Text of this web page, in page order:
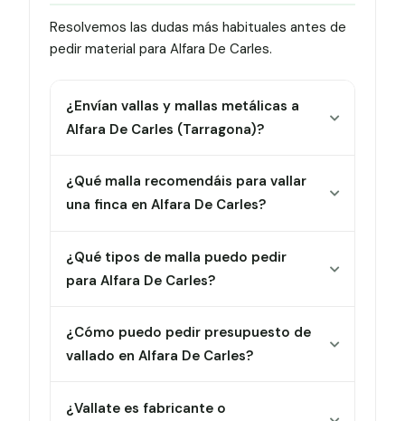
Resolvemos las dudas más habituales antes de
pedir material para Alfara De Carles.
¿Envían vallas y mallas metálicas a
Alfara De Carles (Tarragona)?
¿Qué malla recomendáis para vallar
una finca en Alfara De Carles?
¿Qué tipos de malla puedo pedir
para Alfara De Carles?
¿Cómo puedo pedir presupuesto de
vallado en Alfara De Carles?
¿Vallate es fabricante o